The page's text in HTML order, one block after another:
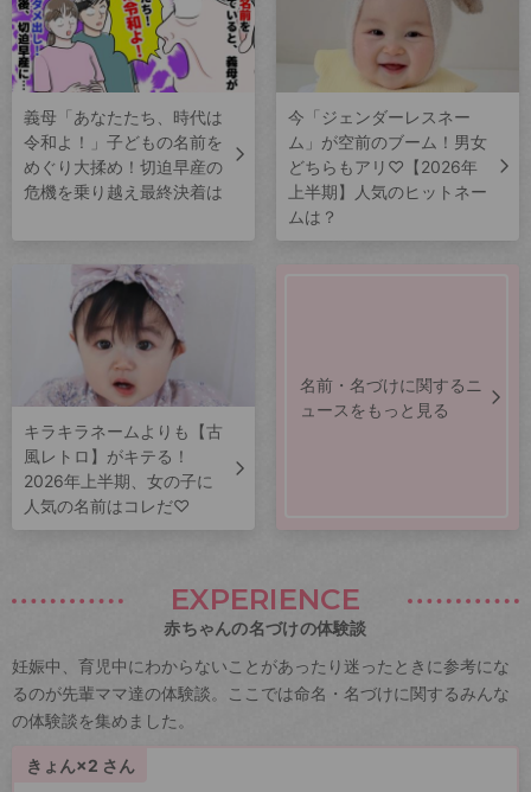
義母「あなたたち、時代は
令和よ！」子どもの名前を
めぐり大揉め！切迫早産の
危機を乗り越え最終決着は
今「ジェンダーレスネー
ム」が空前のブーム！男女
どちらもアリ♡【2026年
上半期】人気のヒットネー
ムは？
キラキラネームよりも【古
風レトロ】がキテる！
2026年上半期、女の子に
人気の名前はコレだ♡
名前・名づけに関するニ
ュースをもっと見る
EXPERIENCE
赤ちゃんの名づけの体験談
妊娠中、育児中にわからないことがあったり迷ったときに参考にな
るのが先輩ママ達の体験談。ここでは命名・名づけに関するみんな
の体験談を集めました。
きょん×2 さん